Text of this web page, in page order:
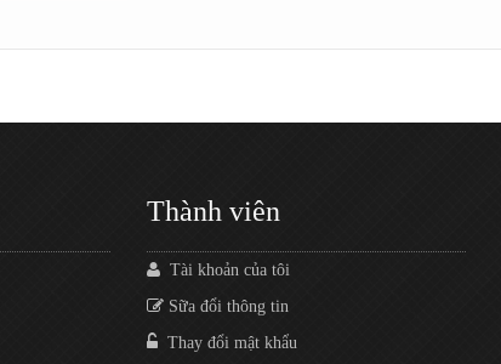
Thành viên
Tài khoản của tôi
Sữa đổi thông tin
Thay đổi mật khẩu